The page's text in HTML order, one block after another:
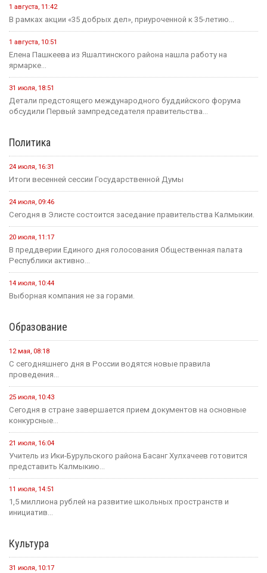
1 августа, 11:42
В рамках акции «35 добрых дел», приуроченной к 35-летию...
1 августа, 10:51
Елена Пашкеева из Яшалтинского района нашла работу на
ярмарке...
31 июля, 18:51
Детали предстоящего международного буддийского форума
обсудили Первый зампредседателя правительства...
Политика
24 июля, 16:31
Итоги весенней сессии Государственной Думы
24 июля, 09:46
Сегодня в Элисте состоится заседание правительства Калмыкии.
20 июля, 11:17
В преддверии Единого дня голосования Общественная палата
Республики активно...
14 июля, 10:44
Выборная компания не за горами.
Образование
12 мая, 08:18
С сегодняшнего дня в России водятся новые правила
проведения...
25 июля, 10:43
Сегодня в стране завершается прием документов на основные
конкурсные...
21 июля, 16:04
Учитель из Ики-Бурульского района Басанг Хулхачеев готовится
представить Калмыкию...
11 июля, 14:51
1,5 миллиона рублей на развитие школьных пространств и
инициатив...
Культура
31 июля, 10:17